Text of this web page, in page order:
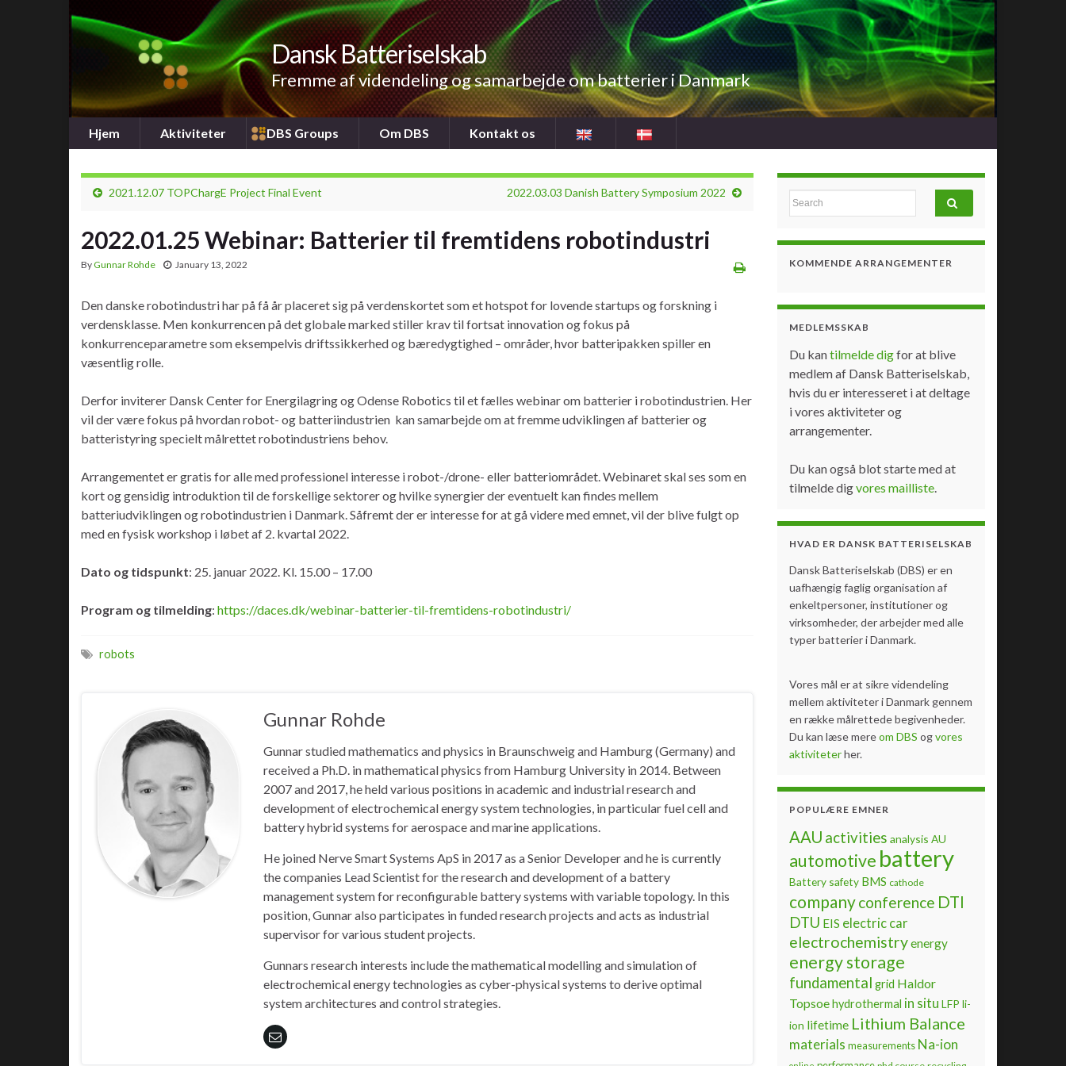
Dansk Batteriselskab
Fremme af videndeling og samarbejde om batterier i Danmark
Hjem Aktiviteter DBS Groups Om DBS Kontakt os
2021.12.07 TOPChargE Project Final Event 2022.03.03 Danish Battery Symposium 2022
2022.01.25 Webinar: Batterier til fremtidens robotindustri
By Gunnar Rohde January 13, 2022
Den danske robotindustri har på få år placeret sig på verdenskortet som et hotspot for lovende startups og forskning i
verdensklasse. Men konkurrencen på det globale marked stiller krav til fortsat innovation og fokus på
konkurrenceparametre som eksempelvis driftssikkerhed og bæredygtighed – områder, hvor batteripakken spiller en
væsentlig rolle.
Derfor inviterer Dansk Center for Energilagring og Odense Robotics til et fælles webinar om batterier i robotindustrien. Her
vil der være fokus på hvordan robot- og batteriindustrien kan samarbejde om at fremme udviklingen af batterier og
batteristyring specielt målrettet robotindustriens behov.
Arrangementet er gratis for alle med professionel interesse i robot-/drone- eller batteriområdet. Webinaret skal ses som en
kort og gensidig introduktion til de forskellige sektorer og hvilke synergier der eventuelt kan findes mellem
batteriudviklingen og robotindustrien i Danmark. Såfremt der er interesse for at gå videre med emnet, vil der blive fulgt op
med en fysisk workshop i løbet af 2. kvartal 2022.
Dato og tidspunkt: 25. januar 2022. Kl. 15.00 – 17.00
Program og tilmelding: https://daces.dk/webinar-batterier-til-fremtidens-robotindustri/
robots
Gunnar Rohde
Gunnar studied mathematics and physics in Braunschweig and Hamburg (Germany) and
received a Ph.D. in mathematical physics from Hamburg University in 2014. Between
2007 and 2017, he held various positions in academic and industrial research and
development of electrochemical energy system technologies, in particular fuel cell and
battery hybrid systems for aerospace and marine applications.
He joined Nerve Smart Systems ApS in 2017 as a Senior Developer and he is currently
the companies Lead Scientist for the research and development of a battery
management system for reconfigurable battery systems with variable topology. In this
position, Gunnar also participates in funded research projects and acts as industrial
supervisor for various student projects.
Gunnars research interests include the mathematical modelling and simulation of
electrochemical energy technologies as cyber-physical systems to derive optimal
system architectures and control strategies.
Search for:
KOMMENDE ARRANGEMENTER
MEDLEMSSKAB
Du kantilmelde digfor at blive
medlem af Dansk Batteriselskab,
hvis du er interesseret i at deltage
i vores aktiviteter og
arrangementer.
Du kan også blot starte med at
tilmelde digvores mailliste.
HVAD ER DANSK BATTERISELSKAB
Dansk Batteriselskab (DBS) er en
uafhængig faglig organisation af
enkeltpersoner, institutioner og
virksomheder, der arbejder med alle
typer batterier i Danmark.
Vores mål er at sikre videndeling
mellem aktiviteter i Danmark gennem
en række målrettede begivenheder.
Du kan læse mereom DBS ogvores
aktiviteterher.
POPULÆRE EMNER
AAU activities analysis AU
automotive battery
Battery safety BMS cathode
companyconference DTI
DTU EIS electric car
electrochemistryenergy
energy storage
fundamental grid Haldor
Topsoe hydrothermal in situ LFP li-
ion lifetime Lithium Balance
materials measurements Na-ion